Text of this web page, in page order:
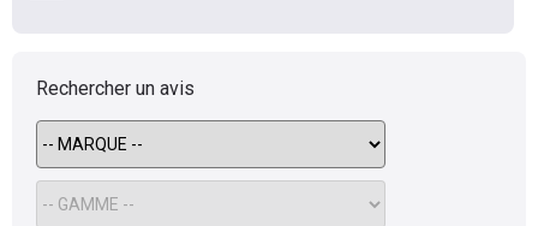
Flottes
Auto
Services
Rechercher un avis